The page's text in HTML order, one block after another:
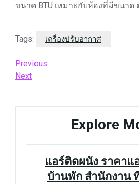
ขนาด BTU เหมาะกับห้องที่มีขนาด
Tags: เครื่องปรับอากาศ
Post
navigation
Previous
Post
Previous
Next
Next
Explore
แอร์ติดผนัง ราคาแ
บ้านพัก สำนักงาน